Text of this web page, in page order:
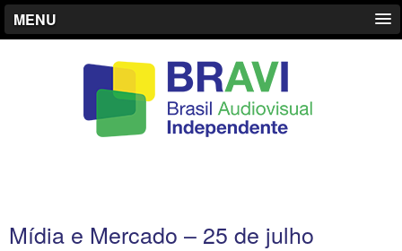
MENU
Mídia e Mercado – 25 de julho